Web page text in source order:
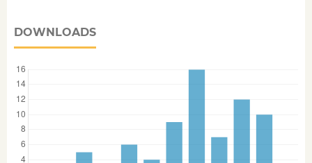
DOWNLOADS